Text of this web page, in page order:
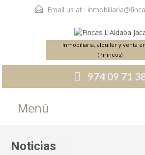
Email us at :
Inmobiliaria, alquiler y venta en
(Pirineos)
974 09 71
Menú
Noticias